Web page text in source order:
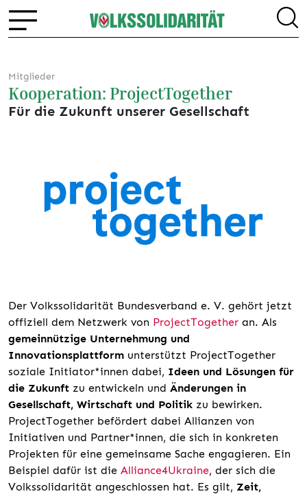
Mitglieder
Kooperation: ProjectTogether
Für die Zukunft unserer Gesellschaft
Der Volkssolidarität Bundesverband e. V. gehört jetzt
offiziell dem Netzwerk von ProjectTogether an. Als
gemeinnützige Unternehmung und
Innovationsplattform unterstützt ProjectTogether
soziale Initiator*innen dabei, Ideen und Lösungen für
die Zukunft zu entwickeln und Änderungen in
Gesellschaft, Wirtschaft und Politik zu bewirken.
ProjectTogether befördert dabei Allianzen von
Initiativen und Partner*innen, die sich in konkreten
Projekten für eine gemeinsame Sache engagieren. Ein
Beispiel dafür ist die Alliance4Ukraine, der sich die
Volkssolidarität angeschlossen hat. Es gilt, Zeit,